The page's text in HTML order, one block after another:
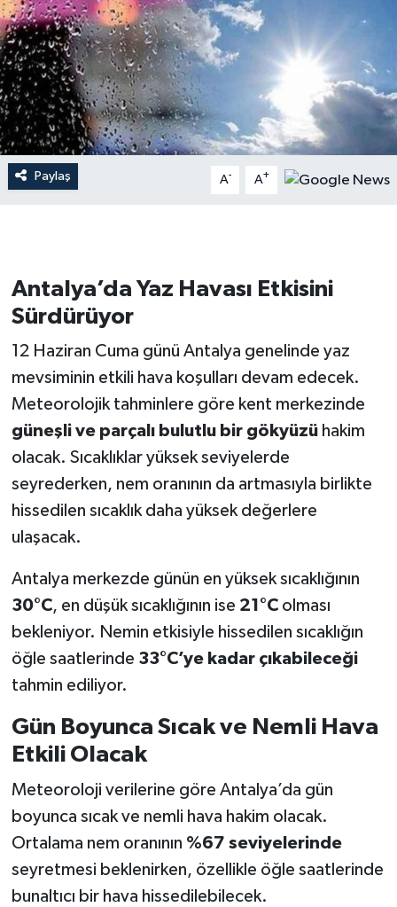
Paylaş A- A+
Antalya’da Yaz Havası Etkisini
Sürdürüyor
12 Haziran Cuma günü Antalya genelinde yaz
mevsiminin etkili hava koşulları devam edecek.
Meteorolojik tahminlere göre kent merkezinde
güneşli ve parçalı bulutlu bir gökyüzühakim
olacak. Sıcaklıklar yüksek seviyelerde
seyrederken, nem oranının da artmasıyla birlikte
hissedilen sıcaklık daha yüksek değerlere
ulaşacak.
Antalya merkezde günün en yüksek sıcaklığının
30°C, en düşük sıcaklığının ise 21°Colması
bekleniyor. Nemin etkisiyle hissedilen sıcaklığın
öğle saatlerinde 33°C’ye kadar çıkabileceği
tahmin ediliyor.
Gün Boyunca Sıcak ve Nemli Hava
Etkili Olacak
Meteoroloji verilerine göre Antalya’da gün
boyunca sıcak ve nemli hava hakim olacak.
Ortalama nem oranının %67 seviyelerinde
seyretmesi beklenirken, özellikle öğle saatlerinde
bunaltıcı bir hava hissedilebilecek.